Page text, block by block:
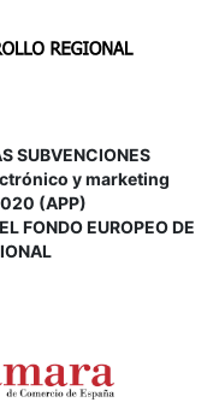
SUBVENCIONES
y marketing
(APP)
FONDO EUROPEO DE